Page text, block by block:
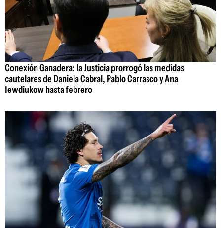
Conexión Ganadera: la Justicia prorrogó las medidas
cautelares de Daniela Cabral, Pablo Carrasco y Ana
Iewdiukow hasta febrero